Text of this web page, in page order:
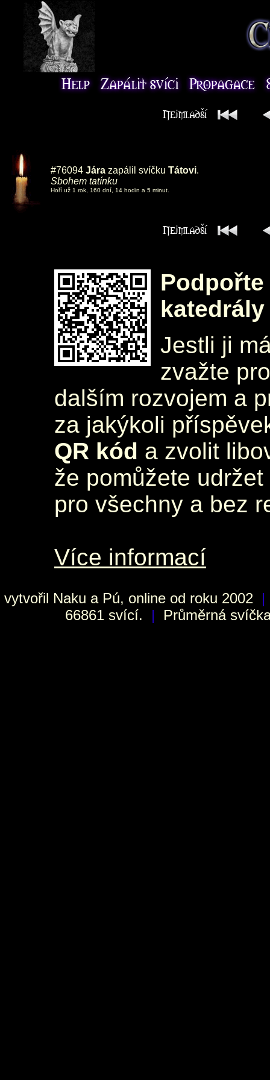
#76094 Jára zapálil svíčku Tátovi.
Sbohem tatínku
Hoří už 1 rok, 160 dní, 14 hodin a 5 minut.
katedrály
Jestli ji
zvažte
dalším rozvojem a
za jakýkoli
QR kód a zvolit
že pomůžete
pro všechny a bez
Více informací
vytvořil Naku a Pú, online od roku 2002 |
66861 svící.
| Průměrná